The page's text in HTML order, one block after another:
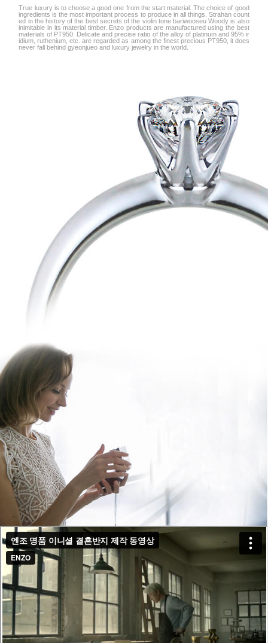
True luxury is to choose a good one from the start material. The choice of good
ingredients is the most important process to produce in all things. Strahan count
ed in the history of the best secrets of the violin tone bariwooseu Woody is also
inimitable in its material timber. Enzo products are manufactured using the best
materials of PT950. Delicate and precise ratio of the alloy of platinum and 95% ir
idium, ruthenium, etc. are regarded as among the finest precious PT950, it does
never fall behind gyeonjueo and luxury jewelry in the world.